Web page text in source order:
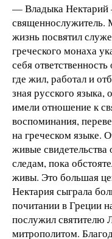
— Владыка
священнослужитель.
жизнь посвятил
греческого монаха
себя
где жил, работал и
зная русского языка,
имели отношение к
воспоминания,
на греческом языке.
живые
следам, пока
живы. Это большая
Нектария сыграла
почитании в Греции
послужил святителю
митрополитом.